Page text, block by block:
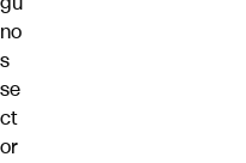
no
s
se
ct
or